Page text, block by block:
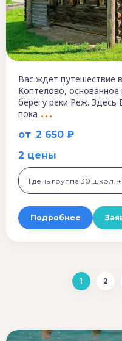
от 2 650 ₽
Вас ждет путешествие
Коптелово,
берегу реки Реж. Здесь
пока
2 цены
1 день группа 30 школ.
Подробнее
1 2